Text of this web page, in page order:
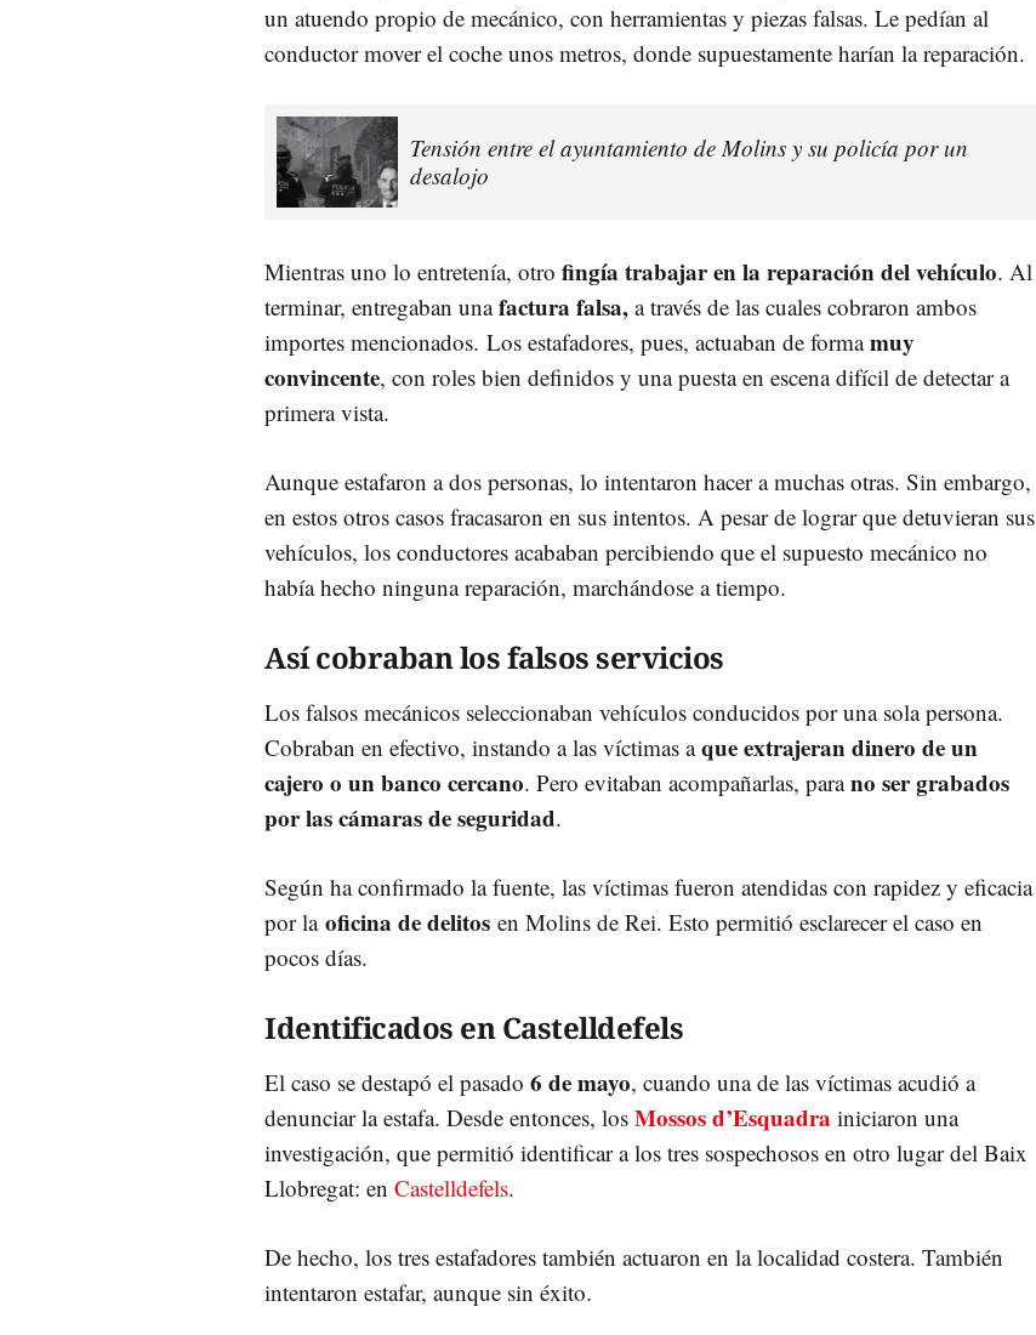
un atuendo propio de mecánico, con herramientas y piezas falsas. Le pedían al
conductor mover el coche unos metros, donde supuestamente harían la reparación.
Tensión entre el ayuntamiento de Molins y su policía por un
desalojo
Mientras uno lo entretenía, otro fingía trabajar en la reparación del vehículo. Al
terminar, entregaban unafactura falsa, a través de las cuales cobraron ambos
importes mencionados. Los estafadores, pues, actuaban de formamuy
convincente, con roles bien definidos y una puesta en escena difícil de detectar a
primera vista.
Aunque estafaron a dos personas, lo intentaron hacer a muchas otras. Sin embargo,
en estos otros casos fracasaron en sus intentos. A pesar de lograr que detuvieran sus
vehículos, los conductores acababan percibiendo que el supuesto mecánico no
había hecho ninguna reparación, marchándose a tiempo.
Así cobraban los falsos servicios
Los falsos mecánicos seleccionaban vehículos conducidos por una sola persona.
Cobraban en efectivo, instando a las víctimas aque extrajeran dinero de un
cajero o un banco cercano. Pero evitaban acompañarlas, parano ser grabados
por las cámaras de seguridad.
Según ha confirmado la fuente, las víctimas fueron atendidas con rapidez y eficacia
por la oficina de delitos en Molins de Rei. Esto permitió esclarecer el caso en
pocos días.
Identificados en Castelldefels
El caso se destapó el pasado 6 de mayo, cuando una de las víctimas acudió a
denunciar la estafa. Desde entonces, los Mossos d’Esquadra iniciaron una
investigación, que permitió identificar a los tres sospechosos en otro lugar del Baix
Llobregat: en Castelldefels.
De hecho, los tres estafadores también actuaron en la localidad costera. También
intentaron estafar, aunque sin éxito.